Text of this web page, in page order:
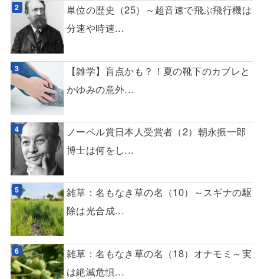
単位の歴史（25）～超音速で飛ぶ飛行機は
分速や時速...
【雑学】盲点かも？！夏の靴下のカブレと
かゆみの意外...
ノーベル賞日本人受賞者（2）朝永振一郎
博士は何をし...
雑草：名もなき草の名（10）～スギナの駆
除は光合成...
雑草：名もなき草の名（18）オナモミ～実
は絶滅危惧...